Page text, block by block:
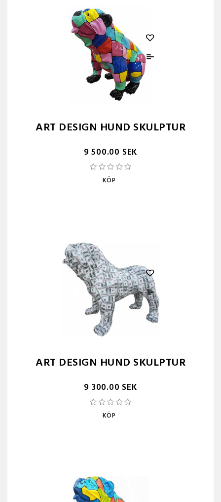
ART DESIGN HUND SKULPTUR
9 500.00 SEK
KÖP
ART DESIGN HUND SKULPTUR
9 300.00 SEK
KÖP